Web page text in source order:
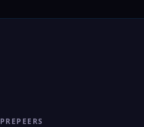
PREPEERS